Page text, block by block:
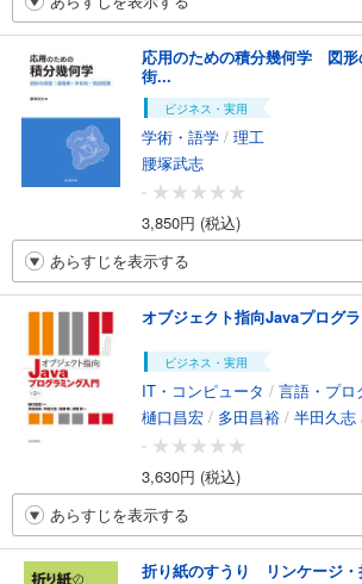
応用のための積分幾何学 図形
街...
ビジネス・実用
学術・語学 / 理工
腰塚武志
-
3,850円 (税込)
あらすじを表示する
オブジェクト指向Javaプログ
ビジネス・実用
IT・コンピュータ / 言語・プログ
樋口昌宏 / 多田昌裕 / 半田久志
-
3,630円 (税込)
あらすじを表示する
折り紙のすうり リンケージ・